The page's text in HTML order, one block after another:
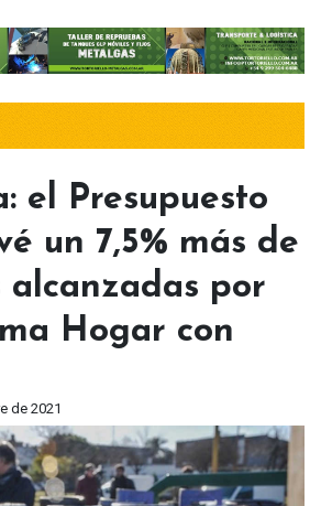
el Presupuesto
un 7,5% más de
alcanzadas por
Hogar con
de 2021